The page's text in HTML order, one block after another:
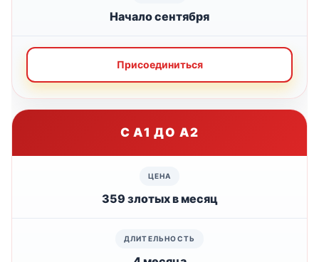
Начало сентября
Присоединиться
С A1 ДО A2
359 злотых в месяц